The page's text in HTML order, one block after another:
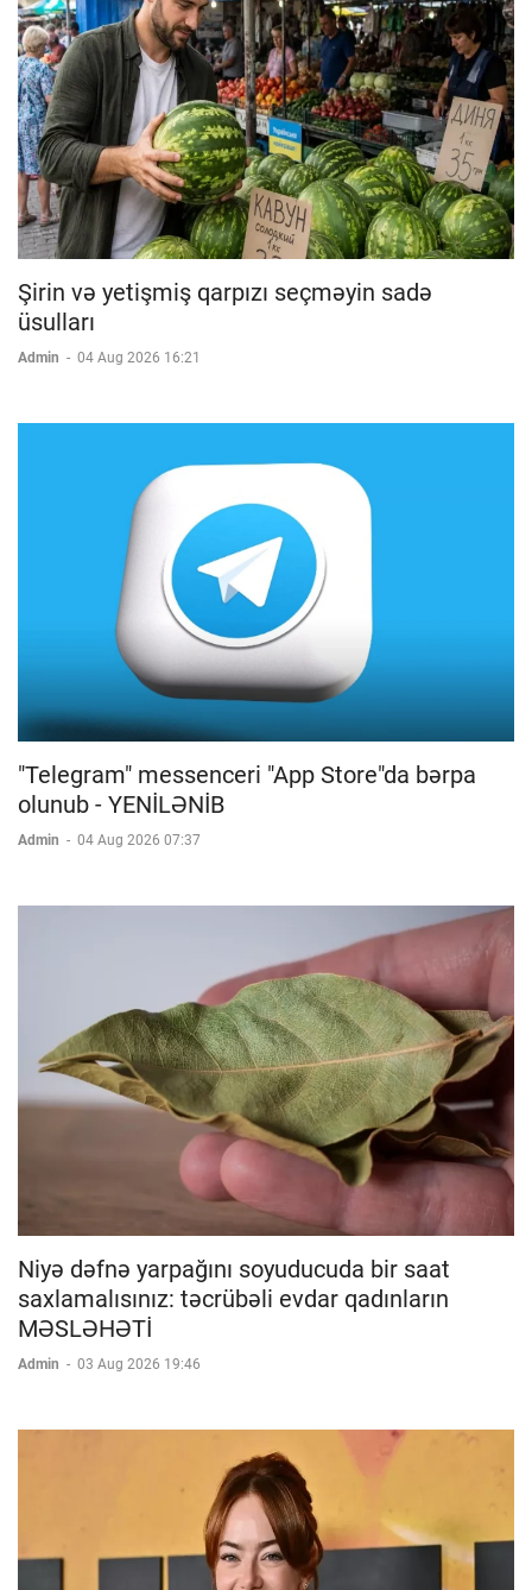
Şirin və yetişmiş qarpızı seçməyin sadə
üsulları
Admin - 04 Aug 2026 16:21
"Telegram" messenceri "App Store"da bərpa
olunub - YENİLƏNİB
Admin - 04 Aug 2026 07:37
Niyə dəfnə yarpağını soyuducuda bir saat
saxlamalısınız: təcrübəli evdar qadınların
MƏSLƏHƏTİ
Admin - 03 Aug 2026 19:46